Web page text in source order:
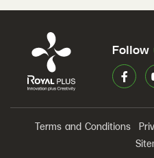
Follow
Terms and Conditions